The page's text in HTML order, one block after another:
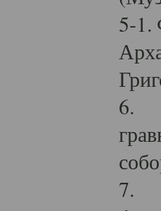
5-1.
6.
7.